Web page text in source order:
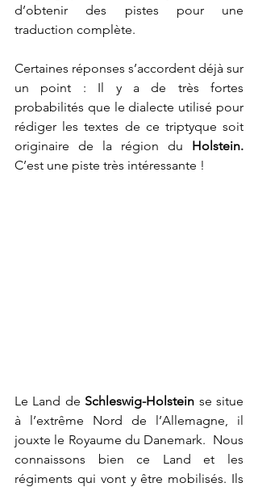
d’obtenir des pistes pour une
traduction complète.
Certaines réponses s’accordent déjà sur
un point : Il y a de très fortes
probabilités que le dialecte utilisé pour
rédiger les textes de ce triptyque soit
originaire de la région du
C’est une piste très intéressante !
Le Land de Schleswig-Holstein se situe
à l’extrême Nord de l’Allemagne, il
jouxte le Royaume du Danemark.  Nous
connaissons bien ce Land et les
régiments qui vont y être mobilisés. Ils